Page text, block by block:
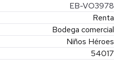
EB-VO3978
Renta
Bodega comercial
Niños Héroes
54017